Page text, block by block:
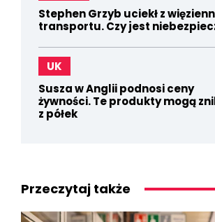
Stephen Grzyb uciekł z
transportu. Czy jest
UK
Susza w Anglii podnosi ceny
żywności. Te produkty mogą
z półek
Przeczytaj także